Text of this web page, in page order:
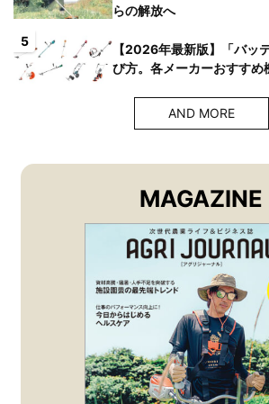
らの解放へ
5
【2026年最新版】「バッ
び方。各メーカーおすすめ
AND MORE
MAGAZINE